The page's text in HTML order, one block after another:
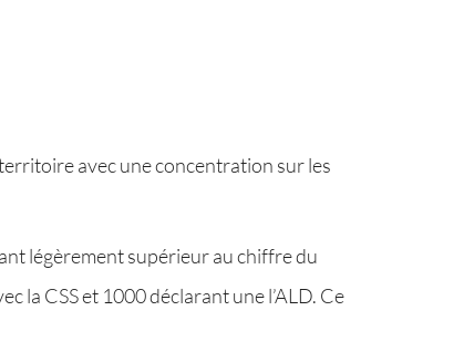
avec une concentration sur les
légèrement supérieur au chiffre du
la CSS et 1000 déclarant une l’ALD. Ce